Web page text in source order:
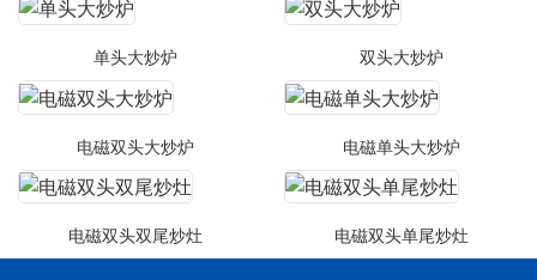
单头大炒炉 双头大炒炉
电磁双头大炒炉 电磁单头大炒炉
电磁双头双尾炒灶 电磁双头单尾炒灶